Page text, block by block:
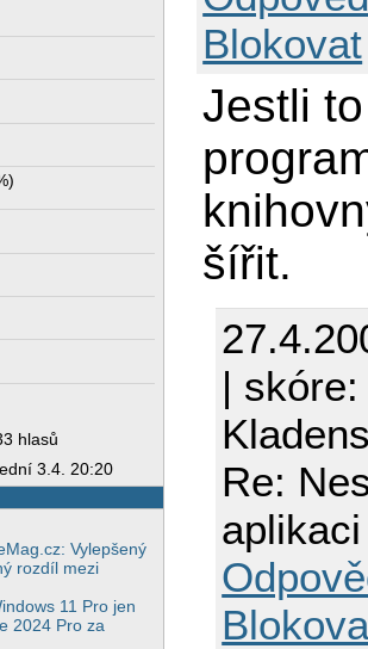
)
hlasů
3.4. 20:20
Vylepšený
rozdíl mezi
11 Pro jen
2024 Pro za
Blokovat
Jestli
šířit.
|
Re:
aplikaci